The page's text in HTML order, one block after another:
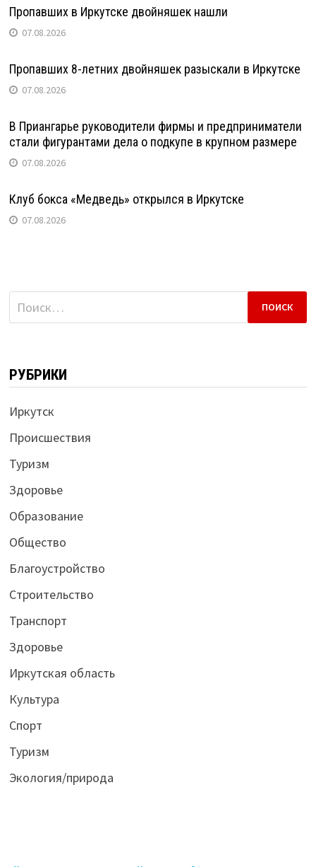
Пропавших в Иркутске двойняшек нашли
07.08.2026
Пропавших 8-летних двойняшек разыскали в Иркутске
07.08.2026
В Приангарье руководители фирмы и предприниматели
стали фигурантами дела о подкупе в крупном размере
07.08.2026
Клуб бокса «Медведь» открылся в Иркутске
07.08.2026
Найти:
РУБРИКИ
Иркутск
Происшествия
Туризм
Здоровье
Образование
Общество
Благоустройство
Строительство
Транспорт
Здоровье
Иркутская область
Культура
Спорт
Туризм
Экология/природа